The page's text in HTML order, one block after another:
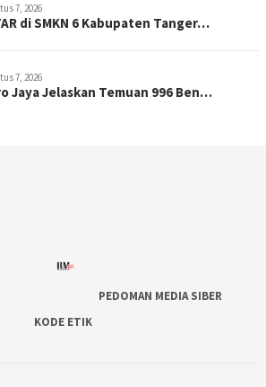
7, 2026
di SMKN 6 Kabupaten Tanger…
7, 2026
Jaya Jelaskan Temuan 996 Ben…
PEDOMAN MEDIA SIBER
KODE ETIK